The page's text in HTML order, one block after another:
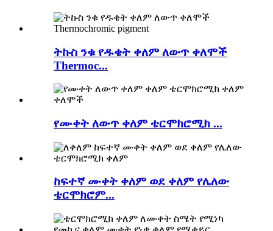
ትኩስ ንቁ የዱቄት ቀለም ለውጥ ቀለሞች
Thermoc...
የሙቀት ለውጥ ቀለም ቴርሞክሮሚክ ...
ከፍተኛ ሙቀት ቀለም ወደ ቀለም የሌለው
ቴርሞክሮም...